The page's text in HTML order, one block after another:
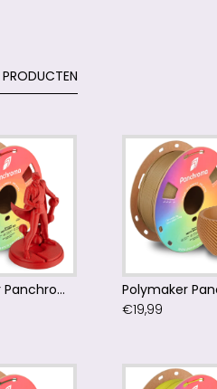
PRODUCTEN
Polymaker Panchroma™ PLA Matte Army Red Filament
€19,99